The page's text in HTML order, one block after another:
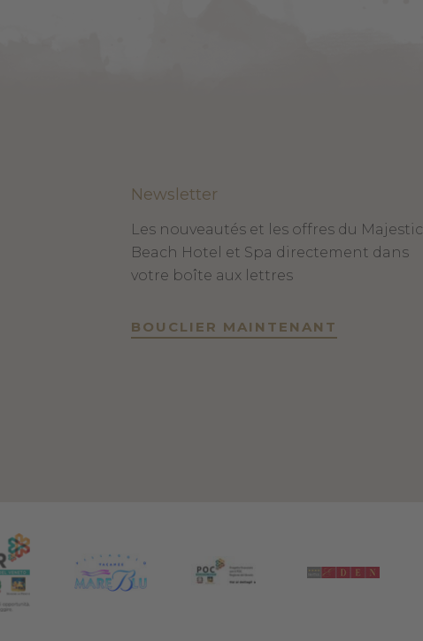
Newsletter
Les nouveautés et les offres du Majestic
Beach Hotel et Spa directement dans
votre boîte aux lettres
BOUCLIER MAINTENANT